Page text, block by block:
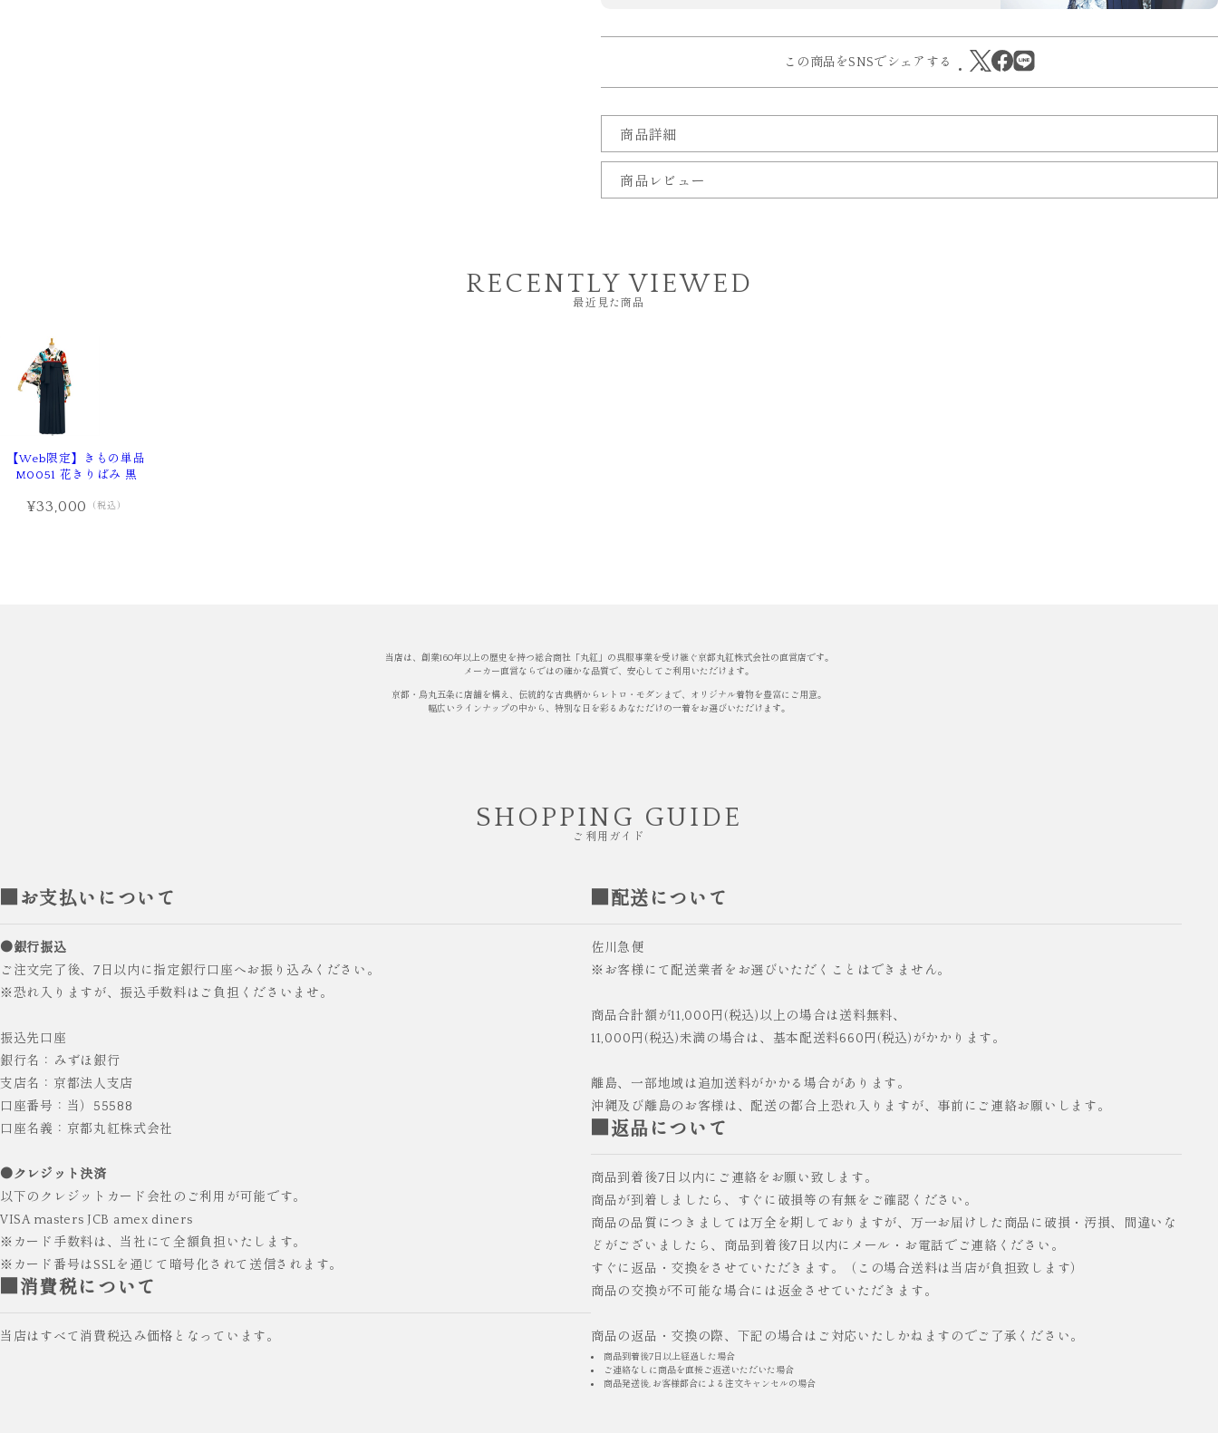
この商品をSNSでシェアする
商品詳細
商品レビュー
RECENTLY VIEWED
最近見た商品
【Web限定】きもの単品
M0051 花きりばみ 黒
¥33,000 （税込）
当店は、創業160年以上の歴史を持つ総合商社「丸紅」の呉服事業を受け継ぐ京都丸紅株式会社の直営店です。
メーカー直営ならではの確かな品質で、安心してご利用いただけます。
京都・烏丸五条に店舗を構え、伝統的な古典柄からレトロ・モダンまで、オリジナル着物を豊富にご用意。
幅広いラインナップの中から、特別な日を彩るあなただけの一着をお選びいただけます。
SHOPPING GUIDE
ご利用ガイド
■お支払いについて
●銀行振込
ご注文完了後、7日以内に指定銀行口座へお振り込みください。
※恐れ入りますが、振込手数料はご負担くださいませ。
振込先口座
銀行名：みずほ銀行
支店名：京都法人支店
口座番号：当）55588
口座名義：京都丸紅株式会社
●クレジット決済
以下のクレジットカード会社のご利用が可能です。
VISA masters JCB amex diners
※カード手数料は、当社にて全額負担いたします。
※カード番号はSSLを通じて暗号化されて送信されます。
■消費税について
当店はすべて消費税込み価格となっています。
■配送について
佐川急便
※お客様にて配送業者をお選びいただくことはできません。
商品合計額が11,000円(税込)以上の場合は送料無料、
11,000円(税込)未満の場合は、基本配送料660円(税込)がかかります。
離島、一部地域は追加送料がかかる場合があります。
沖縄及び離島のお客様は、配送の都合上恐れ入りますが、事前にご連絡お願いします。
■返品について
商品到着後7日以内にご連絡をお願い致します。
商品が到着しましたら、すぐに破損等の有無をご確認ください。
商品の品質につきましては万全を期しておりますが、万一お届けした商品に破損・汚損、間違いな
どがございましたら、商品到着後7日以内にメール・お電話でご連絡ください。
すぐに返品・交換をさせていただきます。（この場合送料は当店が負担致します）
商品の交換が不可能な場合には返金させていただきます。
商品の返品・交換の際、下記の場合はご対応いたしかねますのでご了承ください。
商品到着後7日以上経過した場合
ご連絡なしに商品を直接ご返送いただいた場合
商品発送後, お客様都合による注文キャンセルの場合